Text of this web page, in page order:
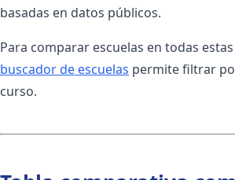
basadas en datos públicos.
Para comparar escuelas en todas
buscador de escuelas permite filtrar
curso.